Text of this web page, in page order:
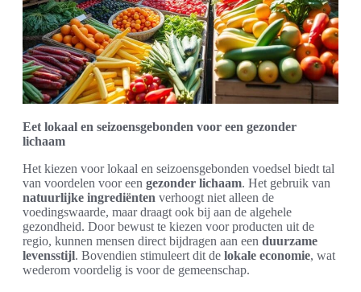
Eet lokaal en seizoensgebonden voor een gezonder
lichaam
Het kiezen voor lokaal en seizoensgebonden voedsel biedt tal
van voordelen voor een gezonder lichaam. Het gebruik van
natuurlijke ingrediënten verhoogt niet alleen de
voedingswaarde, maar draagt ook bij aan de algehele
gezondheid. Door bewust te kiezen voor producten uit de
regio, kunnen mensen direct bijdragen aan een duurzame
levensstijl. Bovendien stimuleert dit de lokale economie, wat
wederom voordelig is voor de gemeenschap.